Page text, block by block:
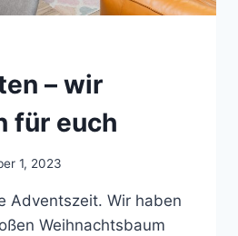
– wir
für euch
1, 2023
Adventszeit. Wir haben
Weihnachtsbaum